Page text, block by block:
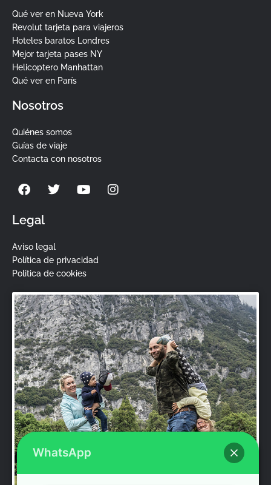
Qué ver en Nueva York
Revolut tarjeta para viajeros
Hoteles baratos Londres
Mejor tarjeta pases NY
Helicoptero Manhattan
Qué ver en París
Nosotros
Quiénes somos
Guías de viaje
Contacta con nosotros
F
a
e
b
o
o
k
T
w
e
r
Y
o
e
I
n
Legal
Aviso legal
Política de privacidad
Politica de cookies
WhatsApp